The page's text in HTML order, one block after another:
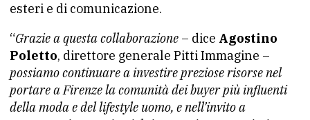
esteri e di comunicazione.
“Grazie a questa collaborazione – dice Agostino
Poletto, direttore generale Pitti Immagine –
possiamo continuare a investire preziose risorse nel
portare a Firenze la comunità dei buyer più influenti
della moda e del lifestyle uomo, e nell’invito a